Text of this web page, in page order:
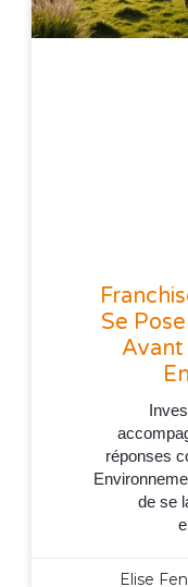
Se
Avant
réponses
de se
Elise